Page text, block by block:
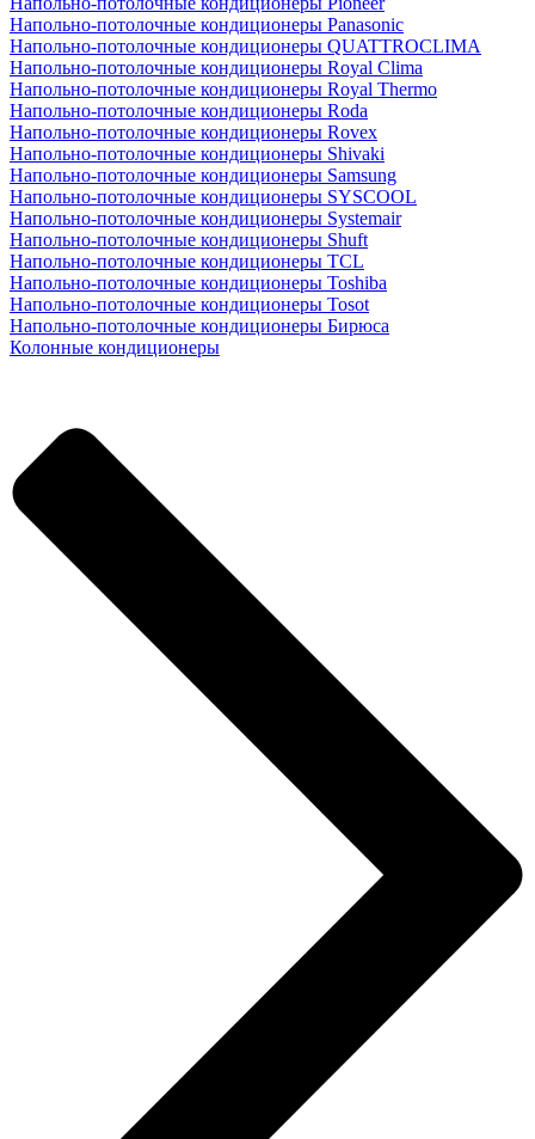
Напольно-потолочные кондиционеры Panasonic
Напольно-потолочные кондиционеры QUATTROCLIMA
Напольно-потолочные кондиционеры Royal Clima
Напольно-потолочные кондиционеры Royal Thermo
Напольно-потолочные кондиционеры Roda
Напольно-потолочные кондиционеры Rovex
Напольно-потолочные кондиционеры Shivaki
Напольно-потолочные кондиционеры Samsung
Напольно-потолочные кондиционеры SYSCOOL
Напольно-потолочные кондиционеры Systemair
Напольно-потолочные кондиционеры Shuft
Напольно-потолочные кондиционеры TCL
Напольно-потолочные кондиционеры Toshiba
Напольно-потолочные кондиционеры Tosot
Напольно-потолочные кондиционеры Бирюса
Колонные кондиционеры